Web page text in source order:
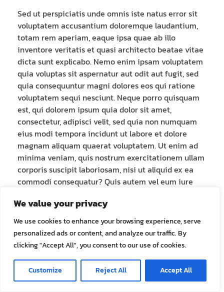
We value your privacy
We use cookies to enhance your browsing experience, serve
personalized ads or content, and analyze our traffic. By
clicking "Accept All", you consent to our use of cookies.
Customize Reject All Accept All
Sed ut perspiciatis unde omnis iste natus error sit
voluptatem accusantium doloremque laudantium,
totam rem aperiam, eaque ipsa quae ab illo
inventore veritatis et quasi architecto beatae vitae
dicta sunt explicabo. Nemo enim ipsam voluptatem
quia voluptas sit aspernatur aut odit aut fugit, sed
quia consequuntur magni dolores eos qui ratione
voluptatem sequi nesciunt. Neque porro quisquam
est, qui dolorem ipsum quia dolor sit amet,
consectetur, adipisci velit, sed quia non numquam
eius modi tempora incidunt ut labore et dolore
magnam aliquam quaerat voluptatem. Ut enim ad
minima veniam, quis nostrum exercitationem ullam
corporis suscipit laboriosam, nisi ut aliquid ex ea
commodi consequatur? Quis autem vel eum iure
nihil molestiae consequatur, vel illum qui dolorem
eum fugiat quo voluptas nulla pariatur? At vero eos
et accusamus et iusto odio occaecati cupiditate
non provident, similique sunt in culpa qui officia
fuga. Et harum quidem rerum facilis est et expedita